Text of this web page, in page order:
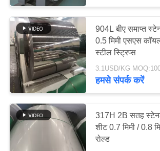
गुणवत्ता
नियंत्रण
संपर्क
करें
समाचार
304 स्टेनलेस स्टील
904L बीए समाप्त
0.5 मिमी एसएस
स्टील स्ट्रिप्स
3.1USD/KG
हमसे संपर्क करें
317H 2B सतह
शीट 0.7 मिमी / 0.8
रोल्ड